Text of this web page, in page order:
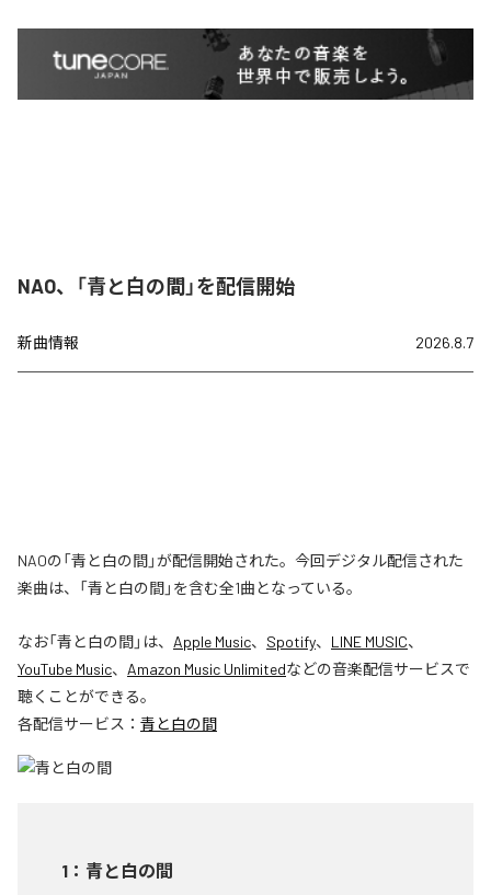
NAO、「青と白の間」を配信開始
新曲情報 2026.8.7
NAOの「青と白の間」が配信開始された。今回デジタル配信された
楽曲は、「青と白の間」を含む全1曲となっている。
なお「青と白の間」は、 Apple Music、 Spotify、 LINE MUSIC、
YouTube Music、 Amazon Music Unlimitedなどの音楽配信サービスで
聴くことができる。
各配信サービス： 青と白の間
1 ： 青と白の間